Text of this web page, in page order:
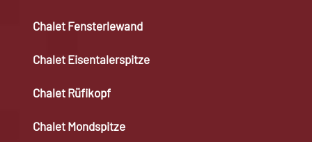
Chalet Fensterlewand
Chalet Eisentalerspitze
Chalet Rüfikopf
Chalet Mondspitze